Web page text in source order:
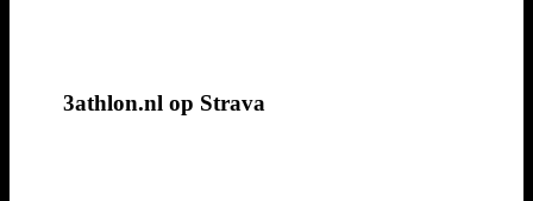
3athlon.nl op Strava